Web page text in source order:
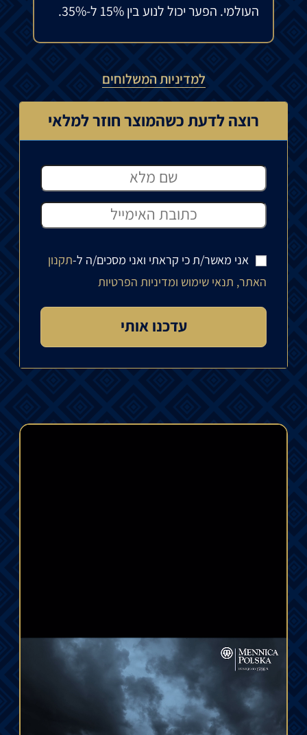
העולמי. הפער יכול לנוע בין 15% ל-35%.
למדיניות המשלוחים
רוצה לדעת כשהמוצר חוזר למלאי
אני מאשר/ת כי קראתי ואני מסכים/ה ל-תקנון
האתר, תנאי שימוש ומדיניות הפרטיות